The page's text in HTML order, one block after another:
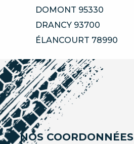
DOMONT 95330
DRANCY 93700
ÉLANCOURT 78990
NOS COORDONNÉES